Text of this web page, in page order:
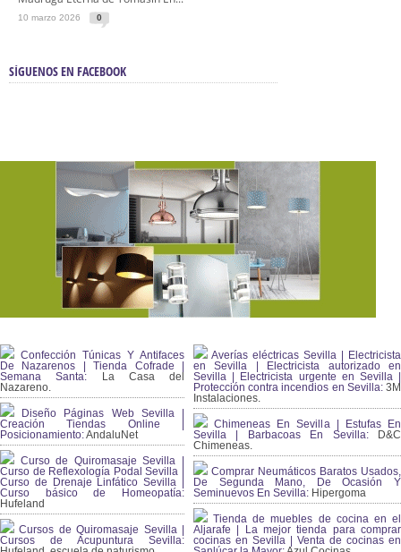
10 marzo 2026 0
SÍGUENOS EN FACEBOOK
Confección Túnicas Y Antifaces
De Nazarenos | Tienda Cofrade |
Semana Santa: La Casa del
Nazareno.
Diseño Páginas Web Sevilla |
Creación Tiendas Online |
Posicionamiento:AndaluNet
Curso de Quiromasaje Sevilla |
Curso de Reflexología Podal Sevilla |
Curso de Drenaje Linfático Sevilla |
Curso básico de Homeopatía:
Hufeland
Cursos de Quiromasaje Sevilla |
Cursos de Acupuntura Sevilla:
Averías eléctricas Sevilla | Electricista
en Sevilla | Electricista autorizado en
Sevilla | Electricista urgente en Sevilla |
Protección contra incendios en Sevilla:3M
Instalaciones.
Chimeneas En Sevilla | Estufas En
Sevilla | Barbacoas En Sevilla:D&C
Chimeneas.
Comprar Neumáticos Baratos Usados,
De Segunda Mano, De Ocasión Y
Seminuevos En Sevilla: Hipergoma
Tienda de muebles de cocina en el
Aljarafe | La mejor tienda para comprar
cocinas en Sevilla | Venta de cocinas en